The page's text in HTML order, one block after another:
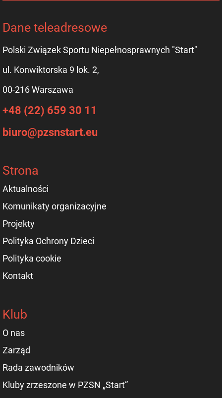
Dane teleadresowe
Polski Związek Sportu Niepełnosprawnych "Start"
ul. Konwiktorska 9 lok. 2,
00-216 Warszawa
+48 (22) 659 30 11
biuro@pzsnstart.eu
Strona
Aktualności
Komunikaty organizacyjne
Projekty
Polityka Ochrony Dzieci
Polityka cookie
Kontakt
Klub
O nas
Zarząd
Rada zawodników
Kluby zrzeszone w PZSN „Start”